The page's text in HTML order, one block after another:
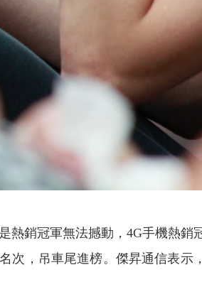
銷冠軍無法撼動，4G手機熱銷
次，吊車尾進榜。傑昇通信表示